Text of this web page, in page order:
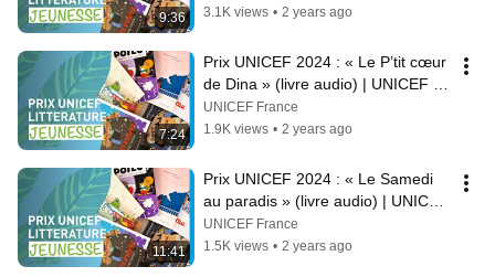
9:36
3.1K views • 2 years ago
7:24
Prix UNICEF 2024 : « Le P’tit cœur
de Dina » (livre audio) | UNICEF
France
UNICEF France
1.9K views • 2 years ago
11:41
Prix UNICEF 2024 : « Le Samedi
au paradis » (livre audio) | UNICEF
France
UNICEF France
1.5K views • 2 years ago